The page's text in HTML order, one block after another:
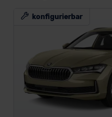
konfigurierbar